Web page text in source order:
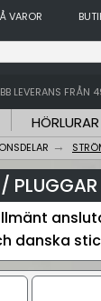
VAROR
LEVERANS FRÅN
HÖRLURAR
danska